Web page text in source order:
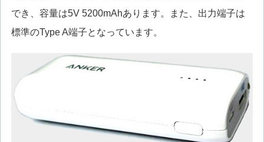
でき、容量は5V 5200mAhあります。また、出力端子は
標準のType A端子となっています。